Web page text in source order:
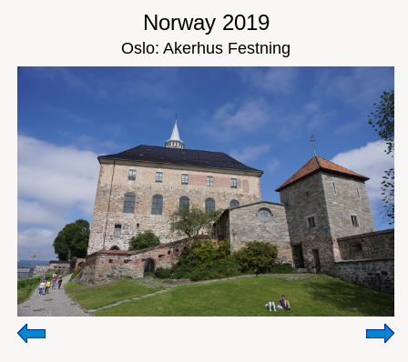
Norway 2019
Oslo: Akerhus Festning